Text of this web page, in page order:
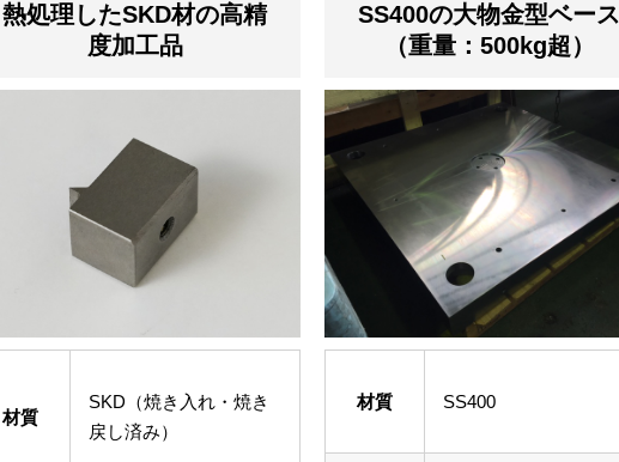
熱処理したSKD材の高精
度加工品
材質
SKD（焼き入れ・焼き
戻し済み）
SS400の大物金型ベース
（重量：500kg超）
材質 SS400